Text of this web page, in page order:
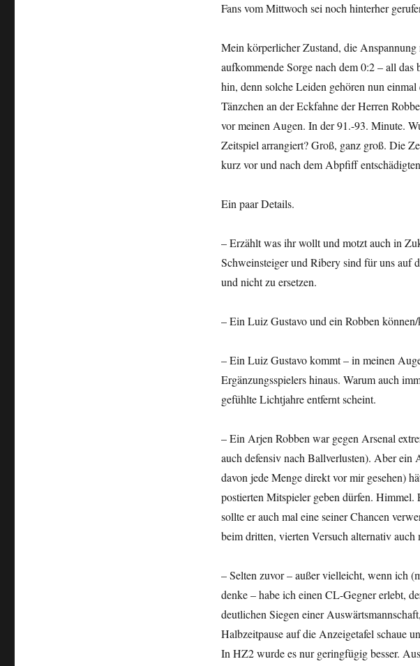
Fans vom Mittwoch sei noch hinterher
Mein körperlicher Zustand, die
aufkommende Sorge nach dem 0:2 – all
hin, denn solche Leiden gehören nun
Tänzchen an der Eckfahne der Herren
vor meinen Augen. In der 91.-93. Minute.
Zeitspiel arrangiert? Groß, ganz groß. Die
kurz vor und nach dem Abpfiff
Ein paar Details.
– Erzählt was ihr wollt und motzt auch in
Schweinsteiger und Ribery sind für uns auf
und nicht zu ersetzen.
– Ein Luiz Gustavo und ein Robben
– Ein Luiz Gustavo kommt – in meinen
Ergänzungsspielers hinaus. Warum auch
gefühlte Lichtjahre entfernt scheint.
– Ein Arjen Robben war gegen Arsenal
auch defensiv nach Ballverlusten). Aber
davon jede Menge direkt vor mir gesehen)
postierten Mitspieler geben dürfen.
sollte er auch mal eine seiner Chancen
beim dritten, vierten Versuch alternativ
– Selten zuvor – außer vielleicht, wenn ich
denke – habe ich einen CL-Gegner erlebt,
deutlichen Siegen einer
Halbzeitpause auf die Anzeigetafel schaue
In HZ2 wurde es nur geringfügig besser.